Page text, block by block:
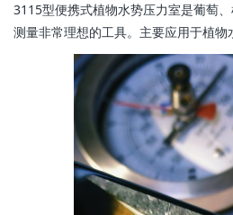
3115型便携式植物水势压力室是葡萄
测量非常理想的工具。主要应用于植物